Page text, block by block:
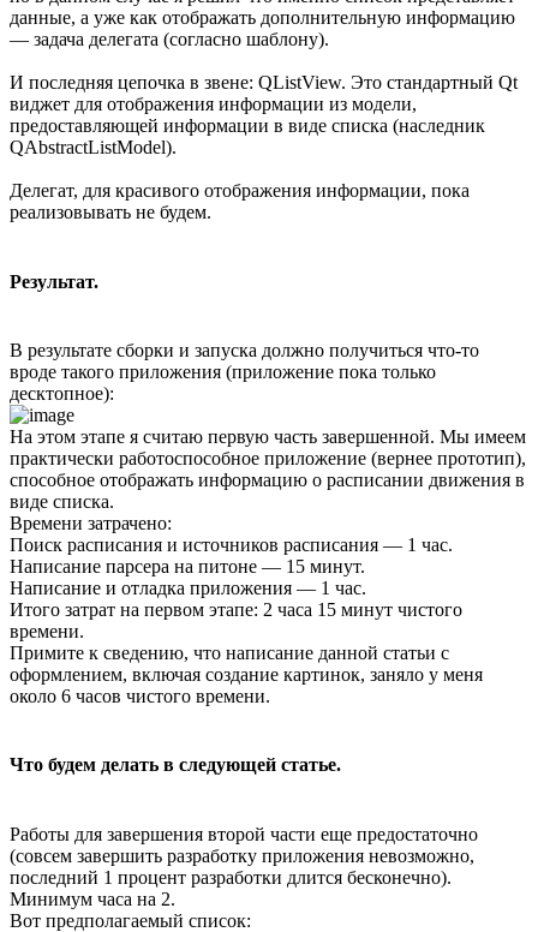
данные, а уже как отображать дополнительную информацию
— задача делегата (согласно шаблону).
И последняя цепочка в звене: QListView. Это стандартный Qt
виджет для отображения информации из модели,
предоставляющей информации в виде списка (наследник
QAbstractListModel).
Делегат, для красивого отображения информации, пока
реализовывать не будем.
Результат.
В результате сборки и запуска должно получиться что-то
вроде такого приложения (приложение пока только
десктопное):
На этом этапе я считаю первую часть завершенной. Мы имеем
практически работоспособное приложение (вернее прототип),
способное отображать информацию о расписании движения в
виде списка.
Времени затрачено:
Поиск расписания и источников расписания — 1 час.
Написание парсера на питоне — 15 минут.
Написание и отладка приложения — 1 час.
Итого затрат на первом этапе: 2 часа 15 минут чистого
времени.
Примите к сведению, что написание данной статьи с
оформлением, включая создание картинок, заняло у меня
около 6 часов чистого времени.
Что будем делать в следующей статье.
Работы для завершения второй части еще предостаточно
(совсем завершить разработку приложения невозможно,
последний 1 процент разработки длится бесконечно).
Минимум часа на 2.
Вот предполагаемый список: